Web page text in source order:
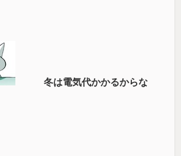
冬は電気代かかるからな